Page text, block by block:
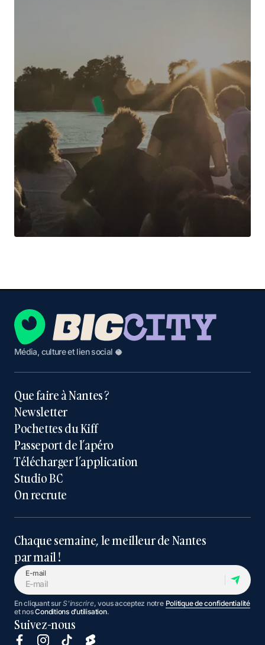
Média, culture et lien social 🥥
Que faire à Nantes ?
Newsletter
Pochettes du Kiff
Passeport de l’apéro
Télécharger l’application
Studio BC
On recrute
Chaque semaine, le meilleur de Nantes
par mail !
E-mail
En cliquant surS'inscrire, vous acceptez notre Politique de confidentialité
et nosConditions d’utilisation.
Suivez-nous